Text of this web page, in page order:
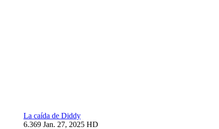
La caída de Diddy
6.369 Jan. 27, 2025 HD